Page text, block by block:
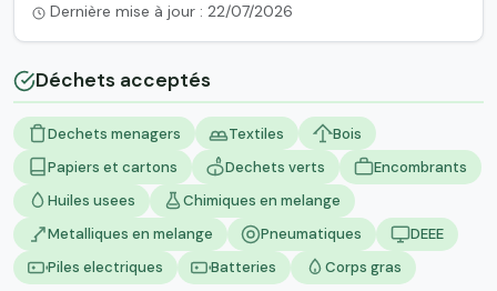
Dernière mise à jour : 22/07/2026
Déchets acceptés
Dechets menagers Textiles
Bois
Papiers et cartons
Dechets verts
Encombrants
Huiles usees
Chimiques en melange
Metalliques en melange
Pneumatiques
DEEE
Piles electriques
Batteries Corps gras